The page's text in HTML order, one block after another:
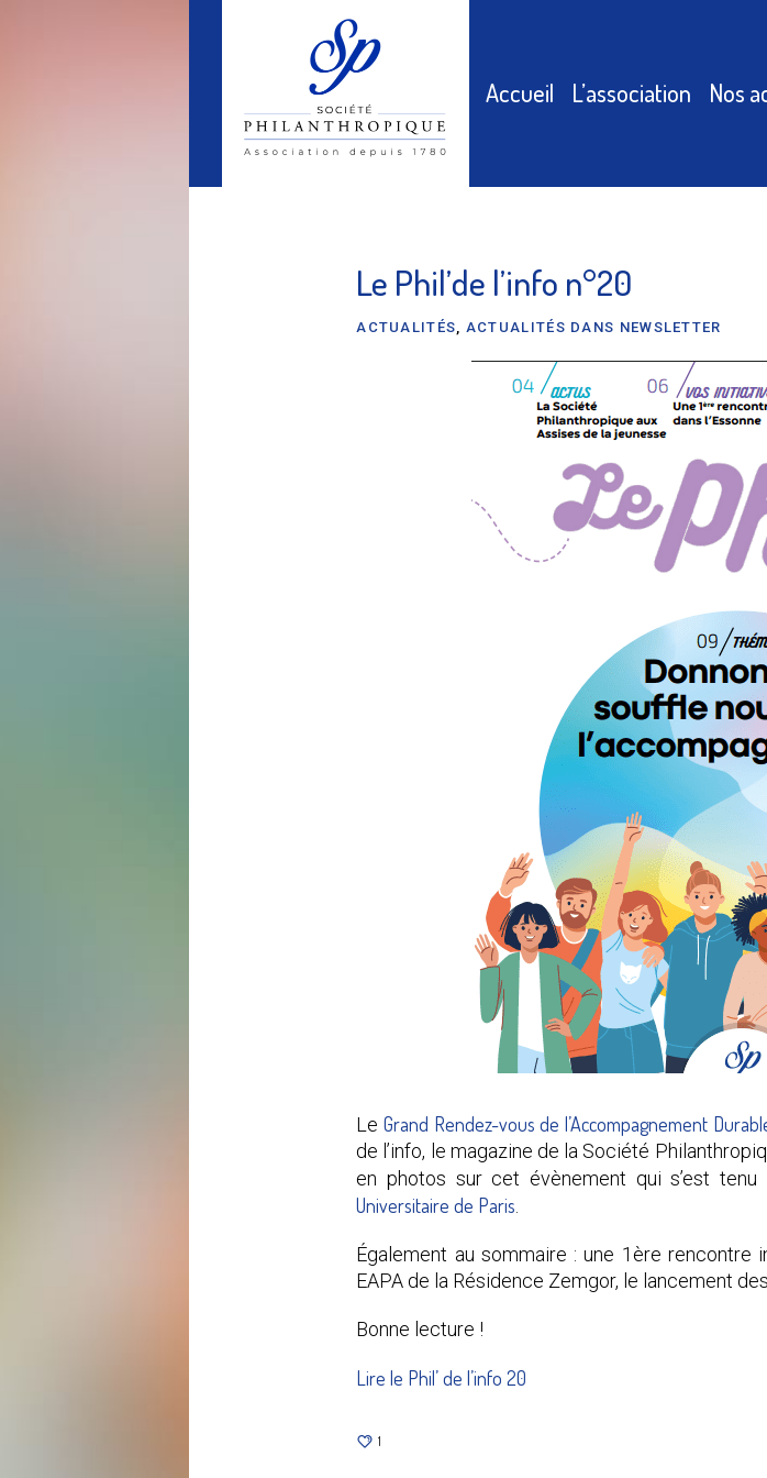
Accueil L’association Nos
Le Phil’de l’info n°20
ACTUALITÉS, ACTUALITÉS DANS NEWSLETTER
Le Grand Rendez-vous de l’Accompagnement
de l’info, le magazine de la Société
en photos sur cet évènement qui s’est
Universitaire de Paris
Également au sommaire : une 1ère rencontre
EAPA de la Résidence Zemgor, le lancement
Bonne lecture !
Lire le Phil’ de l’info 20
1